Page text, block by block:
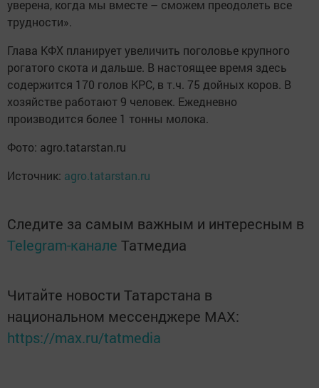
уверена, когда мы вместе – сможем преодолеть все
трудности».
Глава КФХ планирует увеличить поголовье крупного
рогатого скота и дальше. В настоящее время здесь
содержится 170 голов КРС, в т.ч. 75 дойных коров. В
хозяйстве работают 9 человек. Ежедневно
производится более 1 тонны молока.
Фото: agro.tatarstan.ru
Источник: agro.tatarstan.ru
Следите за самым важным и интересным в
Telegram-канале Татмедиа
Читайте новости Татарстана в
национальном мессенджере MАХ:
https://max.ru/tatmedia